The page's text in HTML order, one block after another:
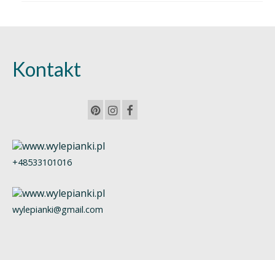
Kontakt
+48533101016
wylepianki@gmail.com